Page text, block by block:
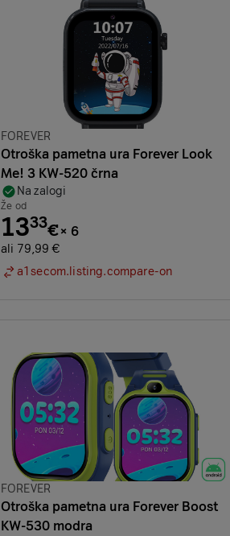
Znamka:
FOREVER
Otroška pametna ura Forever Look
Me! 3 KW-520 črna
Na zalogi
Že od
1333€× 6
ali 79,99 €
a1secom.listing.compare-on
Znamka:
FOREVER
Otroška pametna ura Forever Boost
KW-530 modra